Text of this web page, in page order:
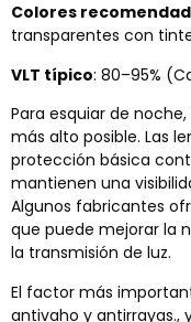
Colores
transparentes con
VLT típico: 80–95%
Para esquiar de
más alto posible. Las
protección básica
mantienen una
Algunos fabricantes
que puede mejorar la
la transmisión de luz.
El factor más
antivaho y antirrayas.,